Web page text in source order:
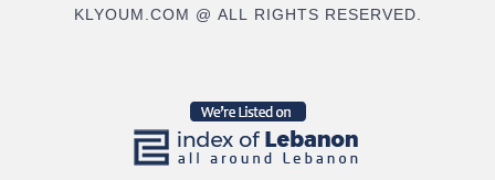
KLYOUM.COM @ ALL RIGHTS RESERVED.